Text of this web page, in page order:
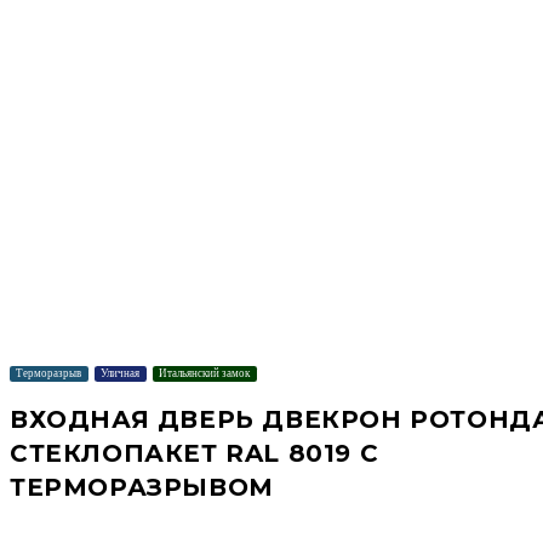
Терморазрыв Уличная Итальянский замок
ВХОДНАЯ ДВЕРЬ ДВЕКРОН
СТЕКЛОПАКЕТ RAL 8019 С
ТЕРМОРАЗРЫВОМ